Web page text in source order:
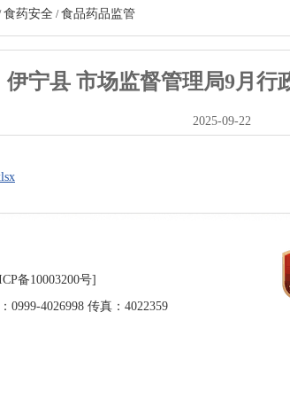
食药安全 /食品药品监管
伊宁县 市场监督管理局9月行
2025-09-22
备10003200号]
4026998 传真：4022359